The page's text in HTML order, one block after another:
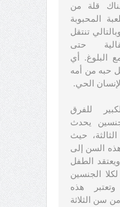
قلة من
المحبوبة
تنتقل
حتى
البلوغ. أي
حبه من أمه
الحي.
للفرق
يحدث
حيث
السن إلى
ويعتقد الطفل
الجنسين
هذه
سن الثلاثة